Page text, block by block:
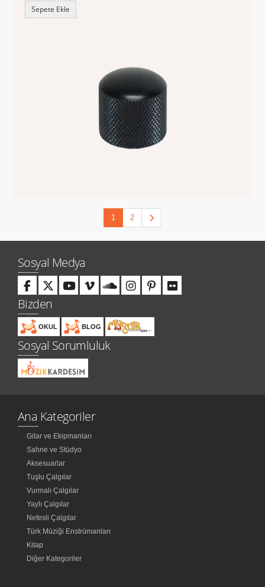
Sepete Ekle
1 2
Sosyal Medya
Bizden
OKUL BLOG
Sosyal Sorumluluk
Ana Kategoriler
Gitar ve Ekipmanları
Sahne ve Stüdyo
Aksesuarlar
Tuşlu Çalgılar
Vurmalı Çalgılar
Yaylı Çalgılar
Nefesli Çalgılar
Türk Müziği Enstrümanları
Kitap
Diğer Kategoriler